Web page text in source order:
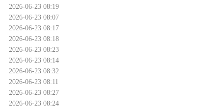
2026-06-23 08:19
2026-06-23 08:07
2026-06-23 08:17
2026-06-23 08:18
2026-06-23 08:23
2026-06-23 08:14
2026-06-23 08:32
2026-06-23 08:11
2026-06-23 08:27
2026-06-23 08:24